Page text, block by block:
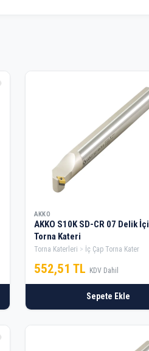
AKKO
AKKO S10K SD-CR 07 Delik İçi
Torna Kateri
Torna Katerleri İç Çap Torna Kater
552,51 TL KDV Dahil
Sepete Ekle